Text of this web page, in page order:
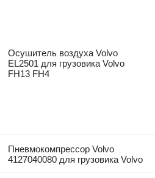
Осушитель воздуха Volvo
EL2501 для грузовика Volvo
FH13 FH4
Пневмокомпрессор Volvo
4127040080 для грузовика Volvo